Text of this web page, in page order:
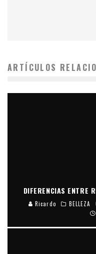
ARTÍCULOS
DIFERENCIAS ENTRE
Ricardo BELLEZA